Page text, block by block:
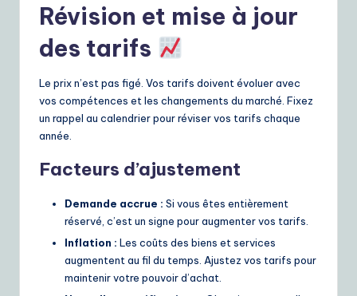
Révision et mise à jour
des tarifs
Le prix n’est pas figé. Vos tarifs doivent évoluer avec
vos compétences et les changements du marché. Fixez
un rappel au calendrier pour réviser vos tarifs chaque
année.
Facteurs d’ajustement
Demande accrue : Si vous êtes entièrement
réservé, c’est un signe pour augmenter vos tarifs.
Inflation : Les coûts des biens et services
augmentent au fil du temps. Ajustez vos tarifs pour
maintenir votre pouvoir d’achat.